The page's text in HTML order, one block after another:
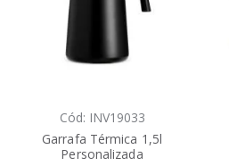
Cód: INV19033
Garrafa Térmica 1,5l
Personalizada